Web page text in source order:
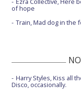
of hope
Train, Mad dog in the
Harry Styles, Kiss all
Disco, occasionally.